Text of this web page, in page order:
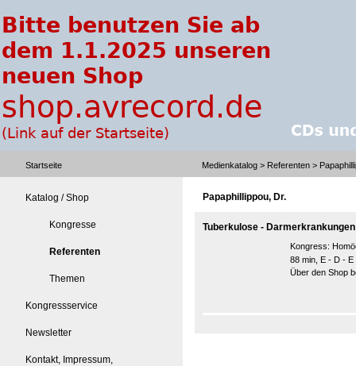
Startseite Medienkatalog > Referenten >
Katalog / Shop
Kongresse
Referenten
Themen
Kongressservice
Newsletter
Kontakt, Impressum,
Papaphillippou, Dr.
Tuberkulose - Darmerkrankungen
Kongress:
88 min, E - D - E
Über den Shop